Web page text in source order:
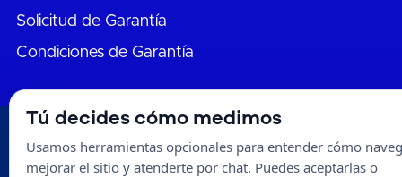
Solicitud de Garantía
Condiciones de Garantía
Condiciones de
Garantía
Tú decides cómo medimos
Usamos herramientas opcionales para entender cómo
mejorar el sitio y atenderte por chat. Puedes aceptarlas o